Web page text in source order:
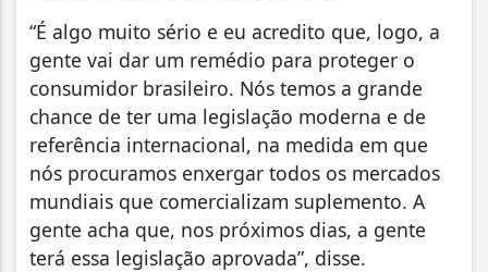
“É algo muito sério e eu acredito que, logo, a
gente vai dar um remédio para proteger o
consumidor brasileiro. Nós temos a grande
chance de ter uma legislação moderna e de
referência internacional, na medida em que
nós procuramos enxergar todos os mercados
mundiais que comercializam suplemento. A
gente acha que, nos próximos dias, a gente
terá essa legislação aprovada”, disse.